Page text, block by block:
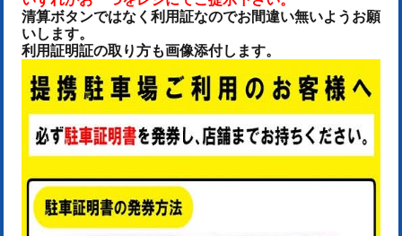
清算ボタンではなく利用証なのでお間違い無いようお願
いします。
利用証明証の取り方も画像添付します。